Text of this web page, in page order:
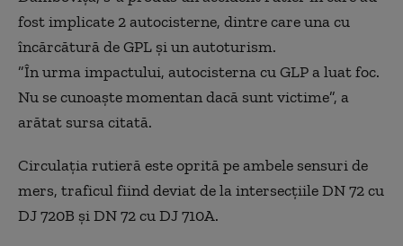
fost implicate 2 autocisterne, dintre care una cu
încărcătură de GPL şi un autoturism.
”În urma impactului, autocisterna cu GLP a luat foc.
Nu se cunoaşte momentan dacă sunt victime”, a
arătat sursa citată.
Circulaţia rutieră este oprită pe ambele sensuri de
mers, traficul fiind deviat de la intersecţiile DN 72 cu
DJ 720B şi DN 72 cu DJ 710A.